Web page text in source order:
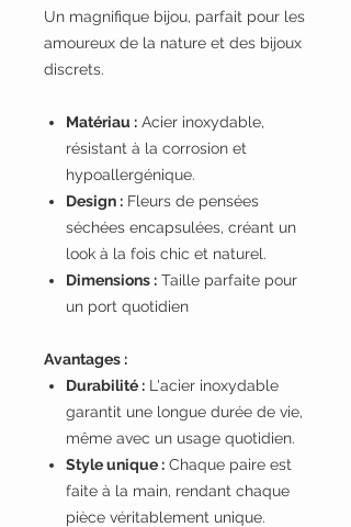
Un magnifique bijou, parfait pour les
amoureux de la nature et des bijoux
discrets.
Matériau : Acier inoxydable,
résistant à la corrosion et
hypoallergénique.
Design : Fleurs de pensées
séchées encapsulées, créant un
look à la fois chic et naturel.
Dimensions : Taille parfaite pour
un port quotidien
Avantages :
Durabilité : L'acier inoxydable
garantit une longue durée de vie,
même avec un usage quotidien.
Style unique : Chaque paire est
faite à la main, rendant chaque
pièce véritablement unique.